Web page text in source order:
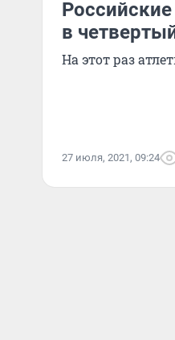
в
На этот раз
27 июля, 2021, 09:24